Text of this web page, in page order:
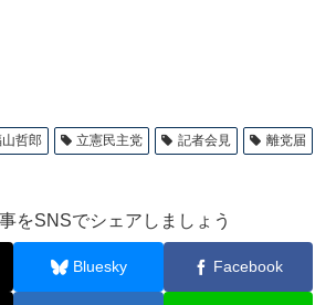
哲郎 立憲民主党 記者会見
離党届
をSNSでシェアしましょう
Bluesky Facebook